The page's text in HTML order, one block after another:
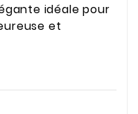
idéale pour
et